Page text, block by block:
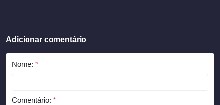
Adicionar comentário
Nome: *
Comentário: *